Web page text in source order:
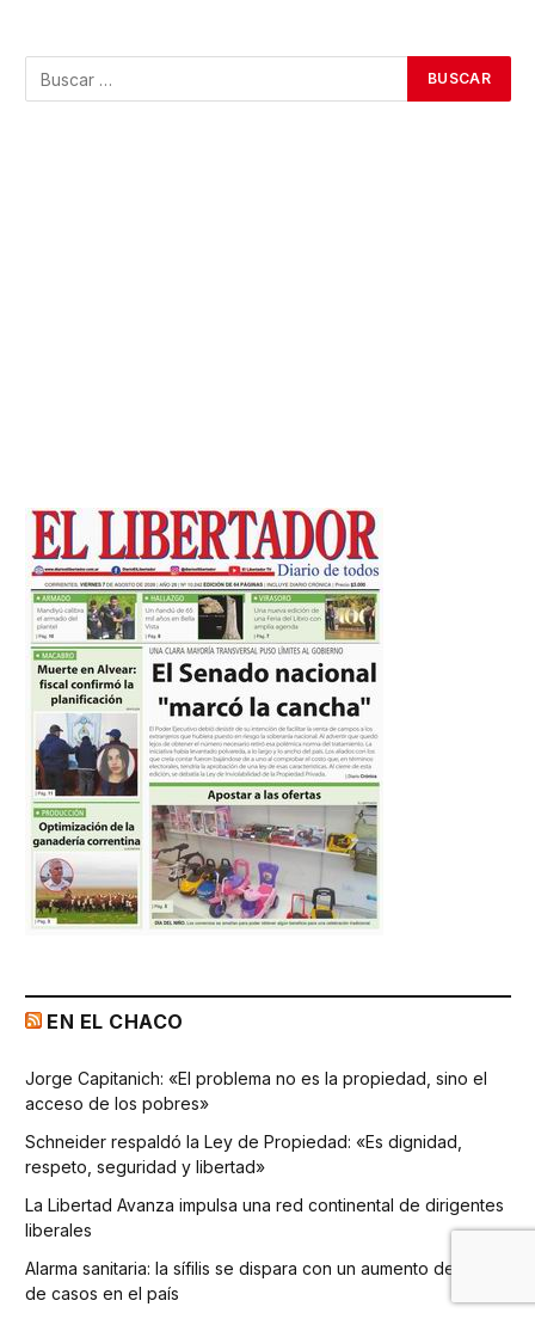
EN EL CHACO
Jorge Capitanich: «El problema no es la propiedad, sino el
acceso de los pobres»
Schneider respaldó la Ley de Propiedad: «Es dignidad,
respeto, seguridad y libertad»
La Libertad Avanza impulsa una red continental de dirigentes
liberales
Alarma sanitaria: la sífilis se dispara con un aumento del 75%
de casos en el país